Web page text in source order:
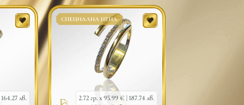
164.27 лв.
СПЕЦИАЛНА ЦЕНА
2.72 гр. x 95.99 € | 187.74 лв.